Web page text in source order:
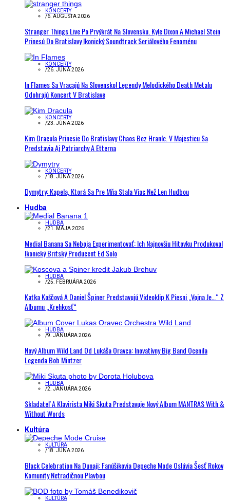
KONCERTY
/6. AUGUSTA 2026
Stranger Things Live Po Prvýkrát Na Slovensku. Kyle Dixon A Michael Stein
Prinesú Do Bratislavy Ikonický Soundtrack Seriálového Fenoménu
KONCERTY
/26. JÚNA 2026
In Flames Sa Vracajú Na Slovensko! Legendy Melodického Death Metalu
Odohrajú Koncert V Bratislave
KONCERTY
/23. JÚNA 2026
Kim Dracula Prinesie Do Bratislavy Chaos Bez Hraníc. V Majesticu Sa
Predstavia Aj Patriarchy A Etterna
KONCERTY
/18. JÚNA 2026
Dymytry: Kapela, Ktorá Sa Pre Mňa Stala Viac Než Len Hudbou
Hudba
HUDBA
/21. MÁJA 2026
Medial Banana Sa Neboja Experimentovať: Ich Najnovšiu Hitovku Produkoval
Ikonický Britský Producent Ed Solo
HUDBA
/25. FEBRUÁRA 2026
Katka Koščová A Daniel Špiner Predstavujú Videoklip K Piesni „Vojna Je…“ Z
Albumu „Krehkosť“
HUDBA
/9. JANUÁRA 2026
Nový Album Wild Land Od Lukáša Oravca: Inovatívny Big Band Ocenila
Legenda Bob Mintzer
HUDBA
/2. JANUÁRA 2026
Skladateľ A Klavirista Miki Skuta Predstavuje Nový Album MANTRAS With &
Without Words
Kultúra
KULTÚRA
/18. JÚNA 2026
Black Celebration Na Dunaji: Fanúšikovia Depeche Mode Oslávia Šesť Rokov
Komunity Netradičnou Plavbou
KULTÚRA